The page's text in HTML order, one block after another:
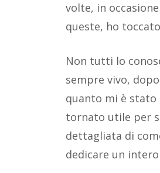
volte, in
queste, ho
Non tutti lo
sempre vivo,
quanto mi è stato
tornato utile per
dettagliata di
dedicare un